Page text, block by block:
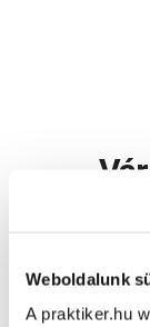
Weboldalunk
A praktiker.hu